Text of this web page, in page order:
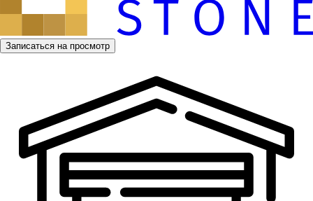
Записаться на просмотр